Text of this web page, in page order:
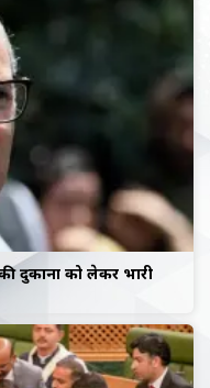
दुकानों को लेकर भारी